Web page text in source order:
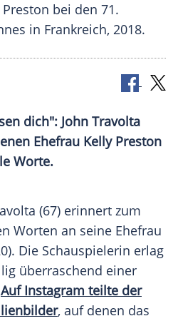
bei den 71.
in Frankreich, 2018.
dich": John Travolta
Ehefrau Kelly Preston
Worte.
(67) erinnert zum
Worten an seine Ehefrau
Die Schauspielerin erlag
überraschend einer
AufInstagram teilte der
, auf denen das